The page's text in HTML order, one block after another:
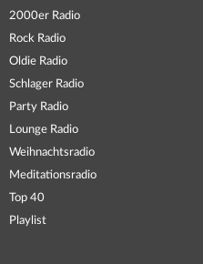
2000er Radio
Rock Radio
Oldie Radio
Schlager Radio
Party Radio
Lounge Radio
Weihnachtsradio
Meditationsradio
Top 40
Playlist